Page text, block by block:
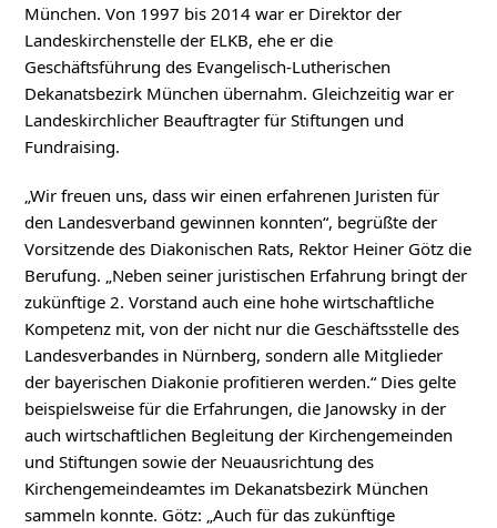
München. Von 1997 bis 2014 war er Direktor der
Landeskirchenstelle der ELKB, ehe er die
Geschäftsführung des Evangelisch-Lutherischen
Dekanatsbezirk München übernahm. Gleichzeitig war er
Landeskirchlicher Beauftragter für Stiftungen und
Fundraising.
„Wir freuen uns, dass wir einen erfahrenen Juristen für
den Landesverband gewinnen konnten“, begrüßte der
Vorsitzende des Diakonischen Rats, Rektor Heiner Götz die
Berufung. „Neben seiner juristischen Erfahrung bringt der
zukünftige 2. Vorstand auch eine hohe wirtschaftliche
Kompetenz mit, von der nicht nur die Geschäftsstelle des
Landesverbandes in Nürnberg, sondern alle Mitglieder
der bayerischen Diakonie profitieren werden.“ Dies gelte
beispielsweise für die Erfahrungen, die Janowsky in der
auch wirtschaftlichen Begleitung der Kirchengemeinden
und Stiftungen sowie der Neuausrichtung des
Kirchengemeindeamtes im Dekanatsbezirk München
sammeln konnte. Götz: „Auch für das zukünftige